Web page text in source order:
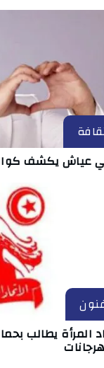
عياش يكشف
المرأة يطالب